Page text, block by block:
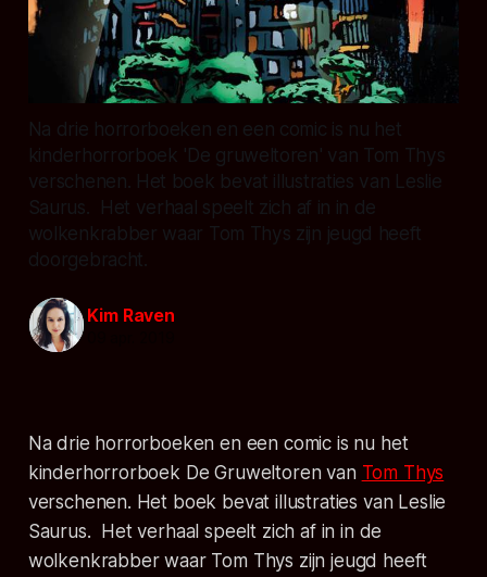
Na drie horrorboeken en een comic is nu het
kinderhorrorboek 'De gruweltoren' van Tom Thys
verschenen. Het boek bevat illustraties van Leslie
Saurus. Het verhaal speelt zich af in in de
wolkenkrabber waar Tom Thys zijn jeugd heeft
doorgebracht.
Kim Raven
Na drie horrorboeken en een comic is nu het
kinderhorrorboek De Gruweltorenvan Tom Thys
verschenen. Het boek bevat illustraties van Leslie
Saurus. Het verhaal speelt zich af in in de
wolkenkrabber waar Tom Thys zijn jeugd heeft